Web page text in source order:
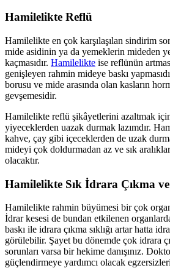
Hamilelikte Reflü
Hamilelikte en çok karşılaşılan sindirim
mide asidinin ya da yemeklerin mideden
kaçmasıdır. Hamilelikte ise reflünün
genişleyen rahmin mideye baskı
borusu ve mide arasında olan kasların
gevşemesidir.
Hamilelikte reflü şikâyetlerini azaltmak
yiyeceklerden uazak durmak lazımdır.
kahve, çay gibi içeceklerden de uzak
mideyi çok doldurmadan az ve sık
olacaktır.
Hamilelikte Sık İdrara Çıkma
Hamilelikte rahmin büyümesi bir çok
İdrar kesesi de bundan etkilenen
baskı ile idrara çıkma sıklığı artar hatta
görülebilir. Şayet bu dönemde çok idrara
sorunları varsa bir hekime danışınız.
güçlendirmeye yardımcı olacak